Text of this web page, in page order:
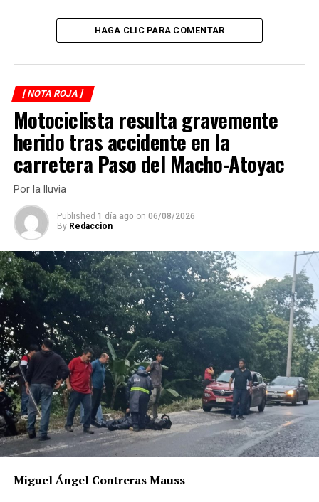
HAGA CLIC PARA COMENTAR
[ NOTA ROJA ]
Motociclista resulta gravemente
herido tras accidente en la
carretera Paso del Macho-Atoyac
Por la lluvia
Published 1 día ago on 06/08/2026
By Redaccion
Miguel Ángel Contreras Mauss